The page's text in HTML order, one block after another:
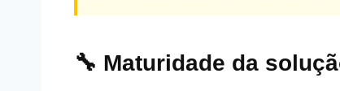
🔧 Maturidade da